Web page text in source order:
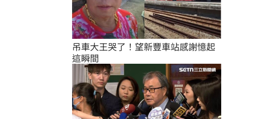
吊車大王哭了！望新豐車站感謝憶起
這瞬間